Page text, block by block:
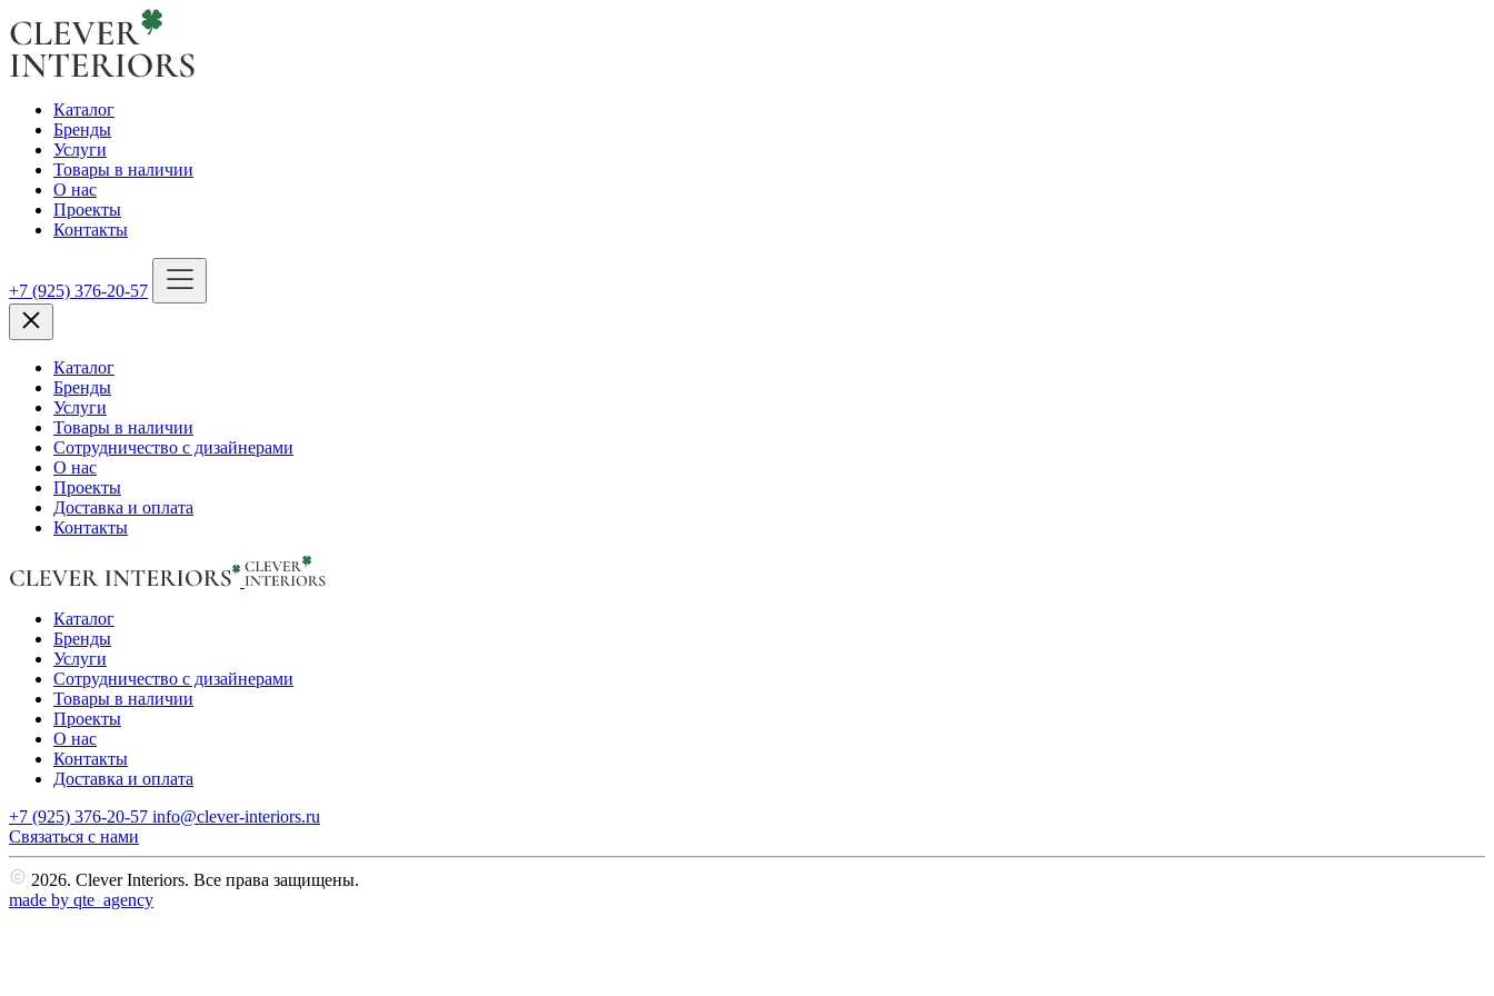
Каталог
Бренды
Услуги
Товары в наличии
О нас
Проекты
Контакты
+7 (925) 376-20-57
Каталог
Бренды
Услуги
Товары в наличии
Сотрудничество с дизайнерами
О нас
Проекты
Доставка и оплата
Контакты
Каталог
Бренды
Услуги
Сотрудничество с дизайнерами
Товары в наличии
Проекты
О нас
Контакты
Доставка и оплата
+7 (925) 376-20-57 info@clever-interiors.ru
Cвязаться с нами
2026. Clever Interiors. Все права защищены.
made by qte_agency